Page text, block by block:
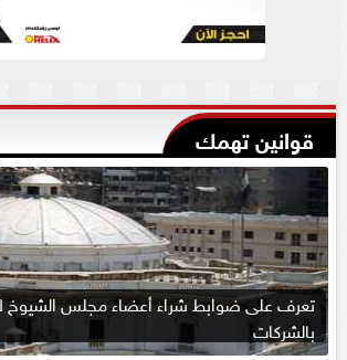
قوانين تهمك
تعرف على ضوابط شراء أعضاء مجلس
بالشركات